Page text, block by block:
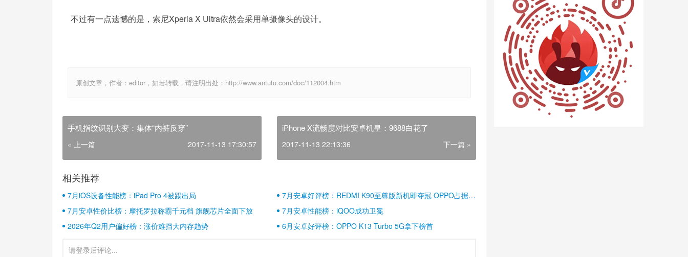
不过有一点遗憾的是， 索尼Xperia X Ultra依然会采用单摄像头的设计。
原创文章，作者：editor，如若转载，请注明出处：http://www.antutu.com/doc/112004.htm
手机指纹识别大变：集体“内裤反穿”
« 上一篇 2017-11-13 17:30:57
iPhone X流畅度对比安卓机皇：9688白花了
2017-11-13 22:13:36 下一篇 »
相关推荐
7月iOS设备性能榜：iPad Pro 4被踢出局
7月安卓好评榜：REDMI K90至尊版新机即夺冠 OPPO占据半
壁江山
7月安卓性价比榜：摩托罗拉称霸千元档 旗舰芯片全面下放
7月安卓性能榜：iQOO成功卫冕
2026年Q2用户偏好榜：涨价难挡大内存趋势
6月安卓好评榜：OPPO K13 Turbo 5G拿下榜首